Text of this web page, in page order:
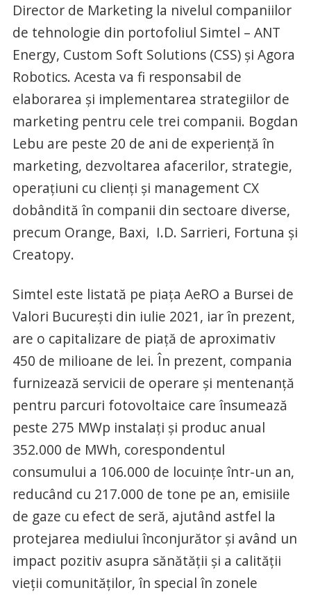
Director de Marketing la nivelul companiilor
de tehnologie din portofoliul Simtel – ANT
Energy, Custom Soft Solutions (CSS) și Agora
Robotics. Acesta va fi responsabil de
elaborarea și implementarea strategiilor de
marketing pentru cele trei companii. Bogdan
Lebu are peste 20 de ani de experiență în
marketing, dezvoltarea afacerilor, strategie,
operațiuni cu clienți și management CX
dobândită în companii din sectoare diverse,
precum Orange, Baxi, I.D. Sarrieri, Fortuna și
Creatopy.
Simtel este listată pe piața AeRO a Bursei de
Valori București din iulie 2021, iar în prezent,
are o capitalizare de piață de aproximativ
450 de milioane de lei. În prezent, compania
furnizează servicii de operare și mentenanță
pentru parcuri fotovoltaice care însumează
peste 275 MWp instalați și produc anual
352.000 de MWh, corespondentul
consumului a 106.000 de locuințe într-un an,
reducând cu 217.000 de tone pe an, emisiile
de gaze cu efect de seră, ajutând astfel la
protejarea mediului înconjurător și având un
impact pozitiv asupra sănătății și a calității
vieții comunităților, în special în zonele